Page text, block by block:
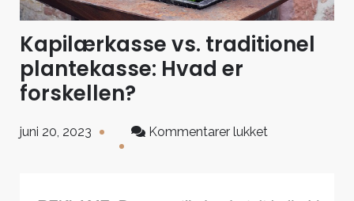
Kapilærkasse vs. traditionel
plantekasse: Hvad er
forskellen?
juni 20, 2023 Kommentarer lukkettil